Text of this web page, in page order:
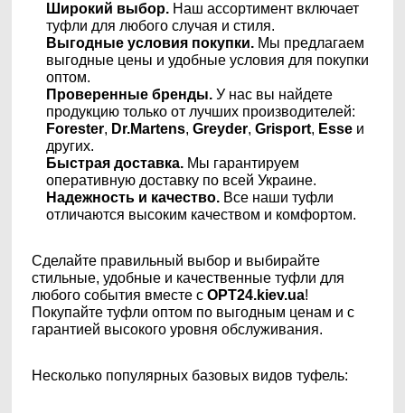
Широкий выбор.Наш ассортимент включает
туфли для любого случая и стиля.
Выгодные условия покупки.Мы предлагаем
выгодные цены и удобные условия для покупки
оптом.
Проверенные бренды.У нас вы найдете
продукцию только от лучших производителей:
Forester, Dr.Martens, Greyder, Grisport, Esseи
других.
Быстрая доставка.Мы гарантируем
оперативную доставку по всей Украине.
Надежность и качество.Все наши туфли
отличаются высоким качеством и комфортом.
Сделайте правильный выбор и выбирайте
стильные, удобные и качественные туфли для
любого события вместе с OPT24.kiev.ua!
Покупайте туфли оптом по выгодным ценам и с
гарантией высокого уровня обслуживания.
Несколько популярных базовых видов туфель: